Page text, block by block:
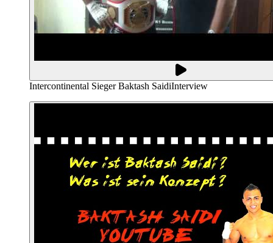
Intercontinental Sieger Baktash SaidiInterview